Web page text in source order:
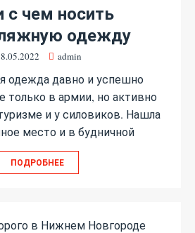
с чем носить
одежду
admin
одежда давно и успешно
только в армии, но активно
и у силовиков. Нашла
место и в будничной
ПОДРОБНЕЕ